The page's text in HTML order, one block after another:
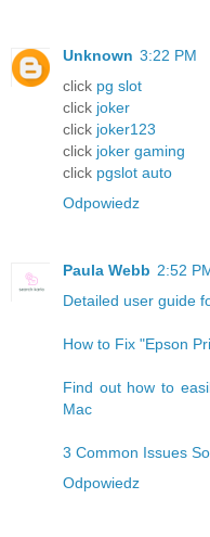
Unknown 3:22 PM
click pg slot
click joker
click joker123
click joker gaming
click pgslot auto
Odpowiedz
Paula Webb 2:52
Detailed user guide
How to Fix "Epson
Find out how to
Mac
3 Common Issues
Odpowiedz